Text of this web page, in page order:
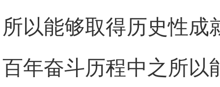
所以能够取得历史性成
百年奋斗历程中之所以